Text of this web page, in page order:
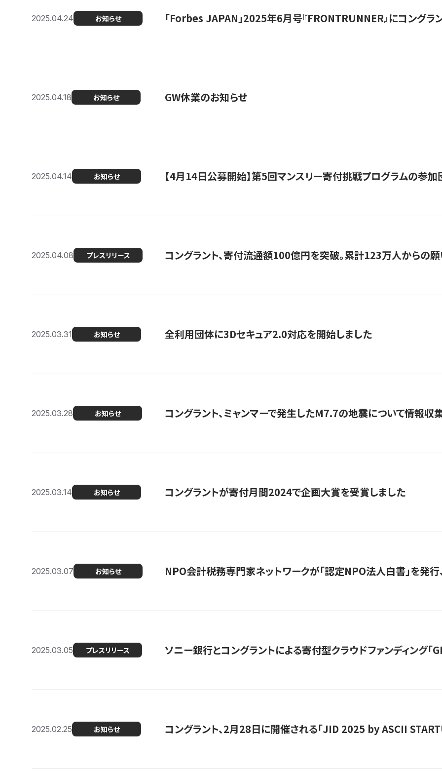
2025.04.24 お知らせ 「Forbes JAPAN」2025年6月号『FRONTRUNNER』にコングラ
2025.04.18 お知らせ GW休業のお知らせ
2025.04.14 お知らせ 【4月14日公募開始】第5回マンスリー寄付挑戦プログラムの参
2025.04.08 プレスリリース コングラント、寄付流通額100億円を突破。累計123万人からの願
2025.03.31 お知らせ 全利用団体に3Dセキュア2.0対応を開始しました
2025.03.28 お知らせ コングラント、ミャンマーで発生したM7.7の地震について情報収
2025.03.14 お知らせ コングラントが寄付月間2024で企画大賞を受賞しました
2025.03.07 お知らせ NPO会計税務専門家ネットワークが「認定NPO法人白書」を発
2025.03.05 プレスリリース ソニー銀行とコングラントによる寄付型クラウドファンディング
2025.02.25 お知らせ コングラント、2月28日に開催される「JID 2025 by ASCII